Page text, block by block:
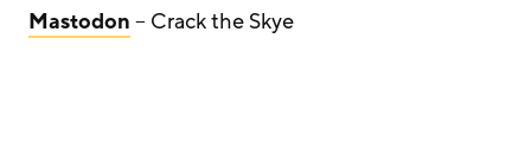
Mastodon – Crack the Skye